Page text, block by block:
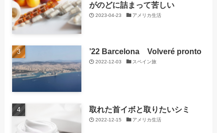
がのどに詰まって苦しい
2023-04-23 アメリカ生活
’22 Barcelona Volveré pronto
2022-12-03 スペイン旅
取れた首イボと取りたいシミ
2022-12-15 アメリカ生活